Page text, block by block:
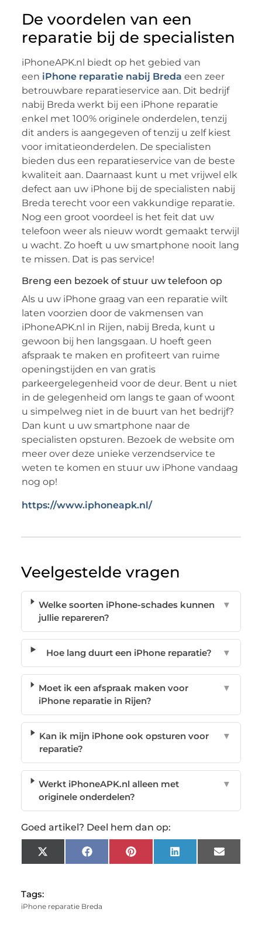
De voordelen van een
reparatie bij de specialisten
iPhoneAPK.nl biedt op het gebied van
een iPhone reparatie nabij Breda een zeer
betrouwbare reparatieservice aan. Dit bedrijf
nabij Breda werkt bij een iPhone reparatie
enkel met 100% originele onderdelen, tenzij
dit anders is aangegeven of tenzij u zelf kiest
voor imitatieonderdelen. De specialisten
bieden dus een reparatieservice van de beste
kwaliteit aan. Daarnaast kunt u met vrijwel elk
defect aan uw iPhone bij de specialisten nabij
Breda terecht voor een vakkundige reparatie.
Nog een groot voordeel is het feit dat uw
telefoon weer als nieuw wordt gemaakt terwijl
u wacht. Zo hoeft u uw smartphone nooit lang
te missen. Dat is pas service!
Breng een bezoek of stuur uw telefoon op
Als u uw iPhone graag van een reparatie wilt
laten voorzien door de vakmensen van
iPhoneAPK.nl in Rijen, nabij Breda, kunt u
gewoon bij hen langsgaan. U hoeft geen
afspraak te maken en profiteert van ruime
openingstijden en van gratis
parkeergelegenheid voor de deur. Bent u niet
in de gelegenheid om langs te gaan of woont
u simpelweg niet in de buurt van het bedrijf?
Dan kunt u uw smartphone naar de
specialisten opsturen. Bezoek de website om
meer over deze unieke verzendservice te
weten te komen en stuur uw iPhone vandaag
nog op!
https://www.iphoneapk.nl/
Veelgestelde vragen
Welke soorten iPhone-schades kunnen
jullie repareren?
▼
Hoe lang duurt een iPhone reparatie? ▼
Moet ik een afspraak maken voor
iPhone reparatie in Rijen?
▼
Kan ik mijn iPhone ook opsturen voor
reparatie?
▼
Werkt iPhoneAPK.nl alleen met
originele onderdelen?
▼
Goed artikel? Deel hem dan op:
X
(Twitter)
FacebookPinterest LinkedIn Email
Tags:
iPhone reparatie Breda